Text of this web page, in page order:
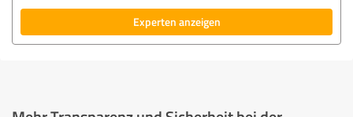
Experten anzeigen